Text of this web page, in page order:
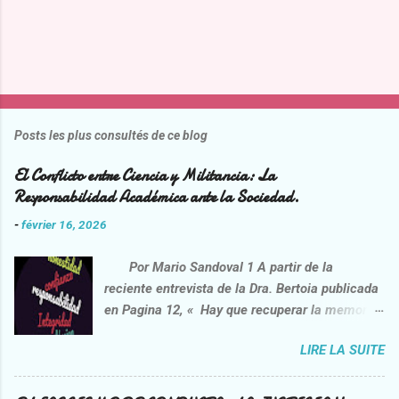
Posts les plus consultés de ce blog
El Conflicto entre Ciencia y Militancia: La
Responsabilidad Académica ante la Sociedad.
-février 16, 2026
Por Mario Sandoval 1 A partir de la
reciente entrevista de la Dra. Bertoia publicada
en Pagina 12, « Hay que recuperar la memoria
https://www.pagina12.com.ar/2026/02/06/danie
l-feierstein-hay-que-recuperar-la-memoria-de-
la-lucha-contra-la-impunidad/ , opera una
LIRE LA SUITE